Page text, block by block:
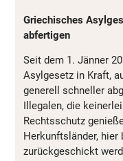
Griechisches
abfertigen
Seit dem 1. Jänner
Asylgesetz in Kraft,
generell schneller
Illegalen, die
Rechtsschutz
Herkunftsländer,
zurückgeschickt